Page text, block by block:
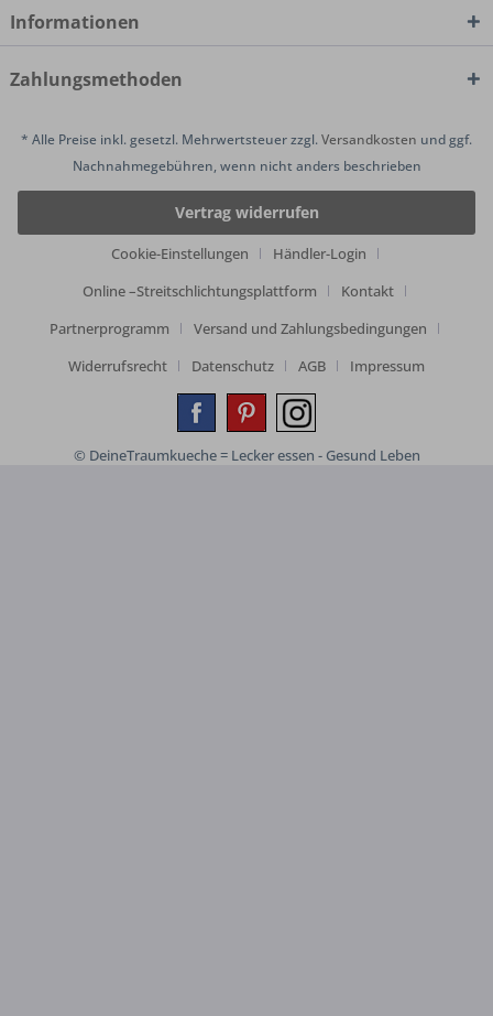
Informationen
Zahlungsmethoden
* Alle Preise inkl. gesetzl. Mehrwertsteuer zzgl.Versandkosten und ggf.
Nachnahmegebühren, wenn nicht anders beschrieben
Vertrag widerrufen
Cookie-Einstellungen
Händler-Login
Online –Streitschlichtungsplattform
Kontakt
Partnerprogramm
Versand und Zahlungsbedingungen
Widerrufsrecht
Datenschutz AGB Impressum
© DeineTraumkueche = Lecker essen - Gesund Leben